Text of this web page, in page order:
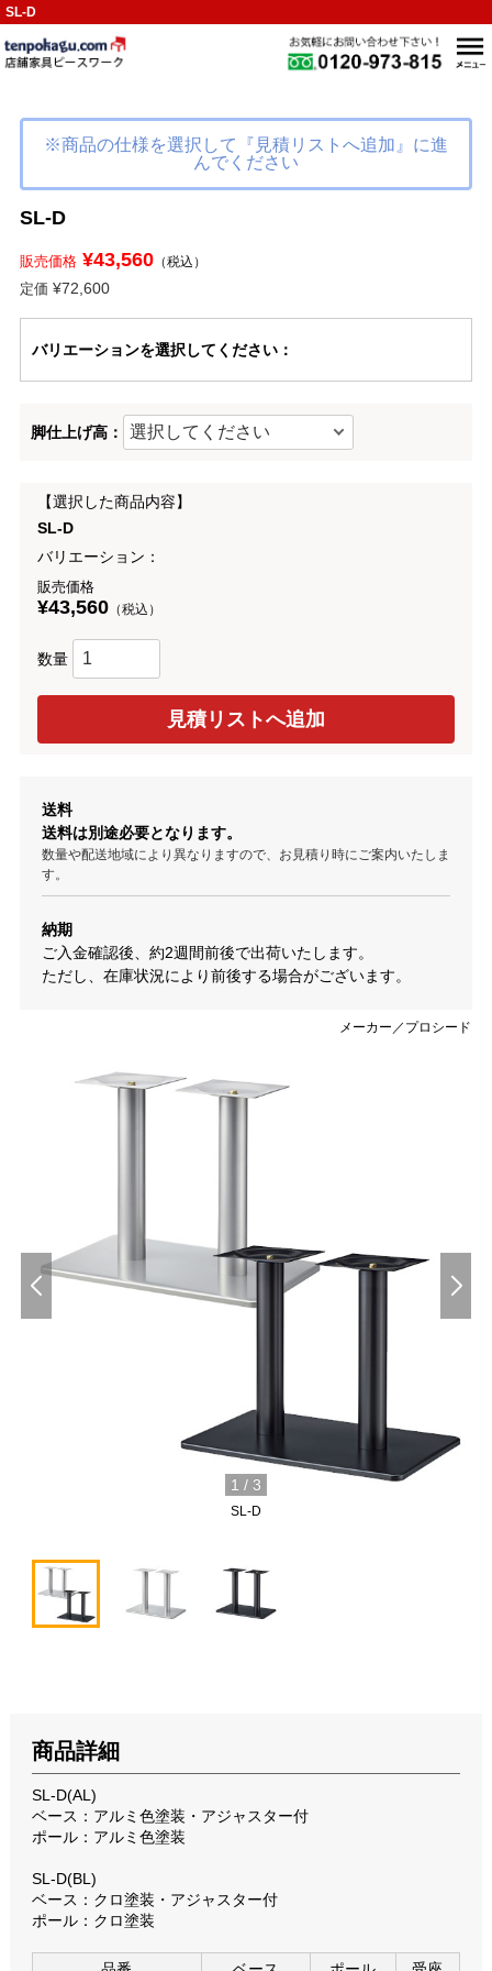
SL-D
メーカー／プロシード
SL-D
1 / 3
※商品の仕様を選択して『見積リストへ追加』に進
んでください
SL-D
販売価格¥43,560（税込）
定価 ¥72,600
バリエーションを選択してください：
脚仕上げ高：
【選択した商品内容】
SL-D
バリエーション：
販売価格
¥43,560（税込）
数量
送料
送料は別途必要となります。
数量や配送地域により異なりますので、お見積り時にご案内いたしま
す。
納期
ご入金確認後、約2週間前後で出荷いたします。
ただし、在庫状況により前後する場合がございます。
商品詳細
SL-D(AL)
ベース：アルミ色塗装・アジャスター付
ポール：アルミ色塗装
SL-D(BL)
ベース：クロ塗装・アジャスター付
ポール：クロ塗装